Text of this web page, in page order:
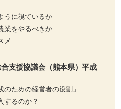
うに視ているか
業をやるべきか
メ
支援協議会（熊本県）平成
のための経営者の役割」
するのか？